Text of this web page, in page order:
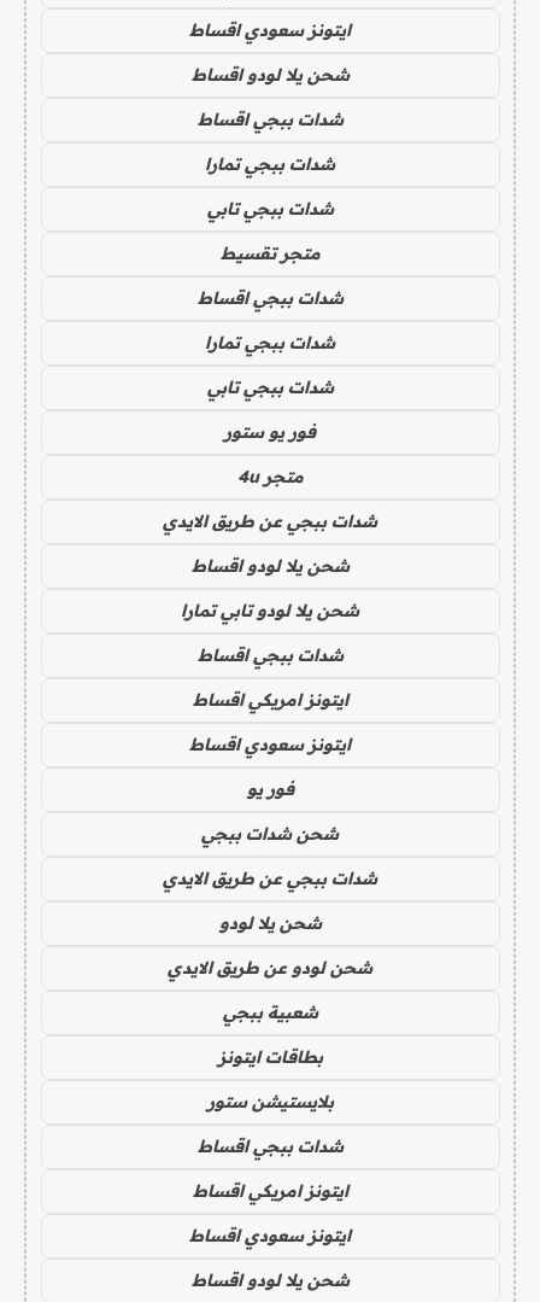
ايتونز سعودي اقساط
شحن يلا لودو اقساط
شدات ببجي اقساط
شدات ببجي تمارا
شدات ببجي تابي
متجر تقسيط
شدات ببجي اقساط
شدات ببجي تمارا
شدات ببجي تابي
فور يو ستور
متجر 4u
شدات ببجي عن طريق الايدي
شحن يلا لودو اقساط
شحن يلا لودو تابي تمارا
شدات ببجي اقساط
ايتونز امريكي اقساط
ايتونز سعودي اقساط
فور يو
شحن شدات ببجي
شدات ببجي عن طريق الايدي
شحن يلا لودو
شحن لودو عن طريق الايدي
شعبية ببجي
بطاقات ايتونز
بلايستيشن ستور
شدات ببجي اقساط
ايتونز امريكي اقساط
ايتونز سعودي اقساط
شحن يلا لودو اقساط